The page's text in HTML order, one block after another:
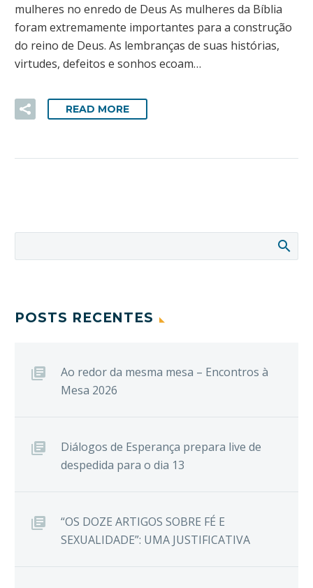
mulheres no enredo de Deus As mulheres da Bíblia
foram extremamente importantes para a construção
do reino de Deus. As lembranças de suas histórias,
virtudes, defeitos e sonhos ecoam…
READ MORE
POSTS RECENTES
Ao redor da mesma mesa – Encontros à
Mesa 2026
Diálogos de Esperança prepara live de
despedida para o dia 13
“OS DOZE ARTIGOS SOBRE FÉ E
SEXUALIDADE”: UMA JUSTIFICATIVA